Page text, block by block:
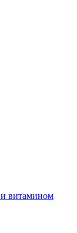
и витамином